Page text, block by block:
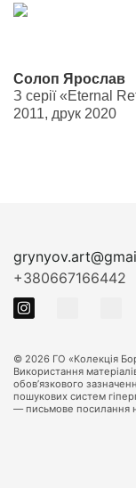
Солоп Ярослав
З серії «Eternal
2011, друк 2020
+380667166442
© 2026 ГО «Колекція
Використання
обов’язкового
пошукових систем
— письмове посилання